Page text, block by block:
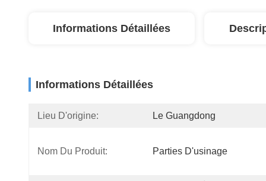
Informations Détaillées
Informations Détaillées
Lieu D'origine: Le Guangdong
Nom Du Produit: Parties D'usinage